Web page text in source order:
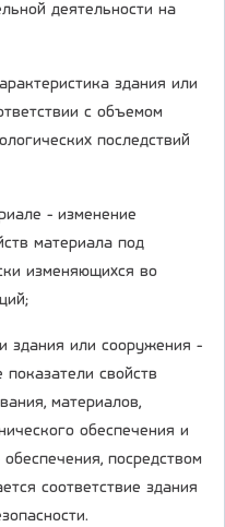
деятельности на
здания или
с объемом
последствий
- изменение
материала под
изменяющихся во
здания или сооружения -
свойств
материалов,
обеспечения и
посредством
соответствие здания